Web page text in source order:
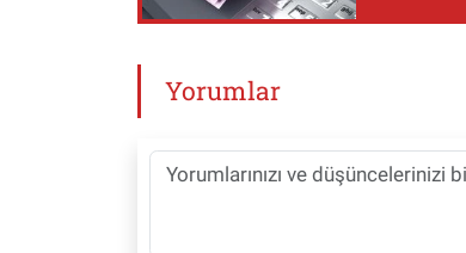
Yorumlar